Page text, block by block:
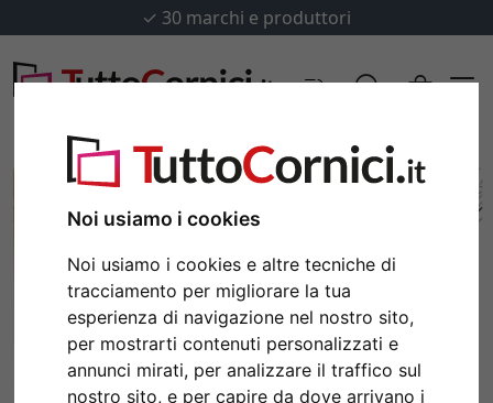
Noi usiamo i cookies
Noi usiamo i cookies e altre tecniche di
tracciamento per migliorare la tua
esperienza di navigazione nel nostro sito,
per mostrarti contenuti personalizzati e
annunci mirati, per analizzare il traffico sul
nostro sito, e per capire da dove arrivano i
✓ 30 marchi e produttori